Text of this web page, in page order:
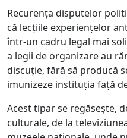
Recurența disputelor
că lecțiile experiențelor
într-un cadru legal mai
a legii de organizare au
discuție, fără să producă
imunizeze instituția față
Acest tipar se regăsește,
culturale, de la